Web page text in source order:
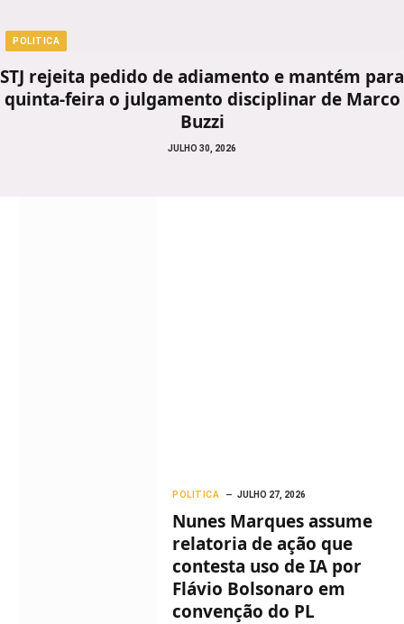
POLITICA
STJ rejeita pedido de adiamento e mantém para
quinta-feira o julgamento disciplinar de Marco
Buzzi
JULHO 30, 2026
POLITICA JULHO 27, 2026
Nunes Marques assume
relatoria de ação que
contesta uso de IA por
Flávio Bolsonaro em
convenção do PL